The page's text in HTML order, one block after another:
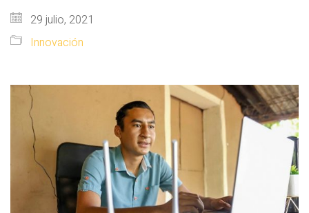
29 julio, 2021
Innovación